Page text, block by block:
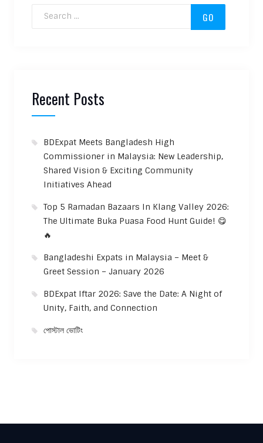
Recent Posts
BDExpat Meets Bangladesh High
Commissioner in Malaysia: New Leadership,
Shared Vision & Exciting Community
Initiatives Ahead
Top 5 Ramadan Bazaars In Klang Valley 2026:
The Ultimate Buka Puasa Food Hunt Guide! 😋
🔥
Bangladeshi Expats in Malaysia – Meet &
Greet Session – January 2026
BDExpat Iftar 2026: Save the Date: A Night of
Unity, Faith, and Connection
পোস্টাল ভোটিং